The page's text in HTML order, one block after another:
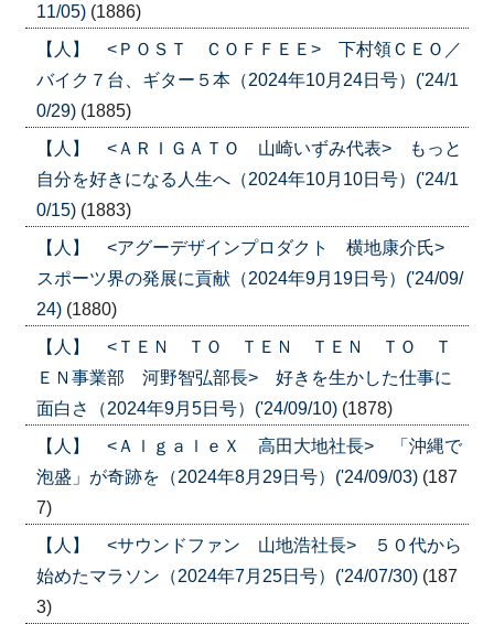
11/05) (1886)
【人】 <ＰＯＳＴ ＣＯＦＦＥＥ> 下村領ＣＥＯ／
バイク７台、ギター５本（2024年10月24日号）('24/1
0/29) (1885)
【人】 <ＡＲＩＧＡＴＯ 山崎いずみ代表> もっと
自分を好きになる人生へ（2024年10月10日号）('24/1
0/15) (1883)
【人】 <アグーデザインプロダクト 横地康介氏>
スポーツ界の発展に貢献（2024年9月19日号）('24/09/
24) (1880)
【人】 <ＴＥＮ ＴＯ ＴＥＮ ＴＥＮ ＴＯ Ｔ
ＥＮ事業部 河野智弘部長> 好きを生かした仕事に
面白さ（2024年9月5日号）('24/09/10) (1878)
【人】 <ＡｌｇａｌｅＸ 高田大地社長> 「沖縄で
泡盛」が奇跡を（2024年8月29日号）('24/09/03) (187
7)
【人】 <サウンドファン 山地浩社長> ５０代から
始めたマラソン（2024年7月25日号）('24/07/30) (187
3)